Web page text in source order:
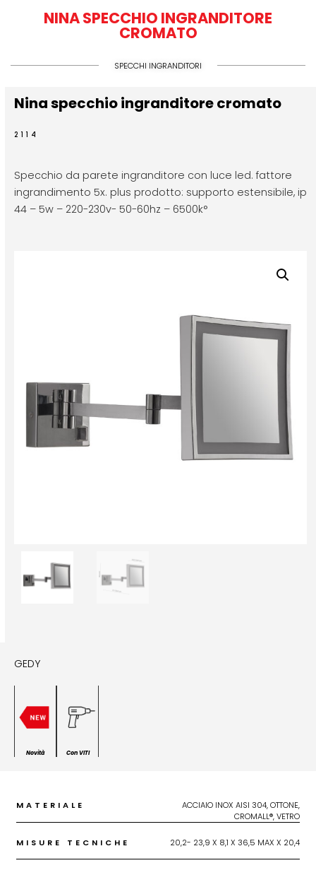
NINA SPECCHIO INGRANDITORE
CROMATO
SPECCHI INGRANDITORI
Nina specchio ingranditore cromato
2114
Specchio da parete ingranditore con luce led. fattore
ingrandimento 5x. plus prodotto: supporto estensibile, ip
44 – 5w – 220-230v- 50-60hz – 6500k°
GEDY
Novità Con VITI
MATERIALE
ACCIAIO INOX AISI 304, OTTONE,
CROMALL®, VETRO
MISURE TECNICHE 20,2- 23,9 X 8,1 X 36,5 MAX X 20,4